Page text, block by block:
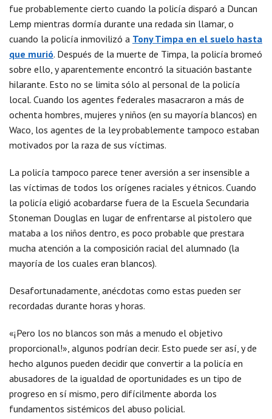
fue probablemente cierto cuando la policía disparó a Duncan
Lemp mientras dormía durante una redada sin llamar, o
cuando la policía inmovilizó a Tony Timpa en el suelo hasta
que murió. Después de la muerte de Timpa, la policía bromeó
sobre ello, y aparentemente encontró la situación bastante
hilarante. Esto no se limita sólo al personal de la policía
local. Cuando los agentes federales masacraron a más de
ochenta hombres, mujeres y niños (en su mayoría blancos) en
Waco, los agentes de la ley probablemente tampoco estaban
motivados por la raza de sus víctimas.
La policía tampoco parece tener aversión a ser insensible a
las víctimas de todos los orígenes raciales y étnicos. Cuando
la policía eligió acobardarse fuera de la Escuela Secundaria
Stoneman Douglas en lugar de enfrentarse al pistolero que
mataba a los niños dentro, es poco probable que prestara
mucha atención a la composición racial del alumnado (la
mayoría de los cuales eran blancos).
Desafortunadamente, anécdotas como estas pueden ser
recordadas durante horas y horas.
«¡Pero los no blancos son más a menudo el objetivo
proporcional!», algunos podrían decir. Esto puede ser así, y de
hecho algunos pueden decidir que convertir a la policía en
abusadores de la igualdad de oportunidades es un tipo de
progreso en sí mismo, pero difícilmente aborda los
fundamentos sistémicos del abuso policial.